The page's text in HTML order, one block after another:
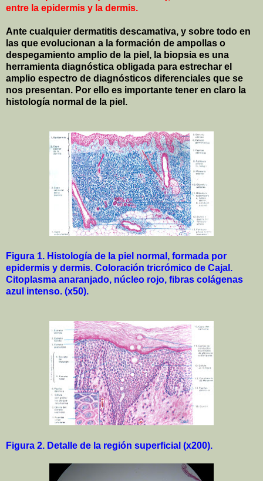
entre la epidermis y la dermis.
Ante cualquier dermatitis descamativa, y sobre todo en
las que evolucionan a la formación de ampollas o
despegamiento amplio de la piel, la biopsia es una
herramienta diagnóstica obligada para estrechar el
amplio espectro de diagnósticos diferenciales que se
nos presentan. Por ello es importante tener en claro la
histología normal de la piel.
Figura 1. Histología de la piel normal, formada por
epidermis y dermis. Coloración tricrómico de Cajal.
Citoplasma anaranjado, núcleo rojo, fibras colágenas
azul intenso. (x50).
Figura 2. Detalle de la región superficial (x200).